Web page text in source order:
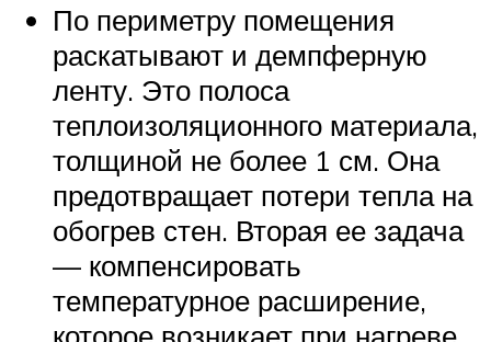
По периметру помещения
раскатывают и демпферную
ленту. Это полоса
теплоизоляционного материала,
толщиной не более 1 см. Она
предотвращает потери тепла на
обогрев стен. Вторая ее задача
— компенсировать
температурное расширение,